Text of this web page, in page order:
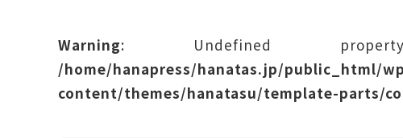
Warning: Undefined
/home/hanapress/hanatas.jp/public_html/
content/themes/hanatasu/template-parts/